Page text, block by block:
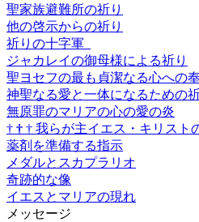
聖家族避難所の祈り
他の啓示からの祈り
祈りの十字軍
ジャカレイの御母様による祈り
聖ヨセフの最も貞潔なる心への
神聖なる愛と一体になるための
無原罪のマリアの心の愛の炎
† † † 我らが主イエス・キリスト
薬剤を準備する指示
メダルとスカプラリオ
奇跡的な像
イエスとマリアの現れ
メッセージ